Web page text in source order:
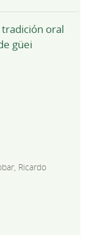
oral
güei
Ricardo